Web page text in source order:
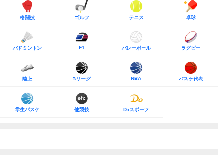
格闘技 ゴルフ テニス 卓球
バドミントン F1 バレーボール ラグビー
陸上 Bリーグ NBA バスケ代表
学生バスケ 他競技 Doスポーツ